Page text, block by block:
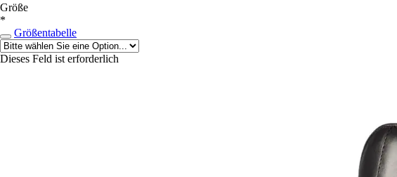
Größe
*
Größentabelle
Dieses Feld ist erforderlich